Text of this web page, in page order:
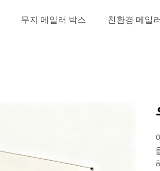
무지 메일러 박스 친환경 메일